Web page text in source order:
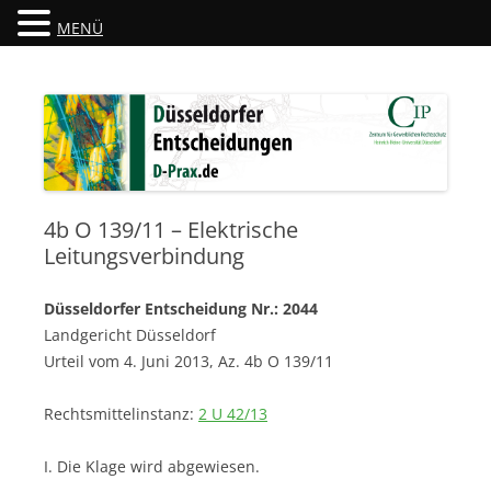
Düsseldorfer Entscheidungen
4b O 139/11 – Elektrische
Leitungsverbindung
Düsseldorfer Entscheidung Nr.: 2044
Landgericht Düsseldorf
Urteil vom 4. Juni 2013, Az. 4b O 139/11
Rechtsmittelinstanz: 2 U 42/13
I. Die Klage wird abgewiesen.
MENÜ